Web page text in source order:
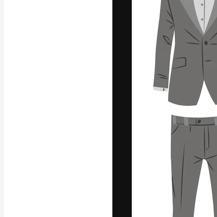
La plateforme
vos meilleurs
d’abonnés :
studios.
Copyright © 2010-